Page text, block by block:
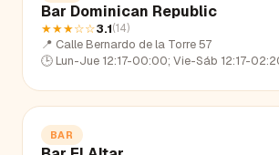
Bar Dominican Republic
★★★☆☆3.1(14)
📍 Calle Bernardo de la Torre 57
🕒 Lun-Jue 12:17-00:00; Vie-Sáb 12:17-02:20;
BAR